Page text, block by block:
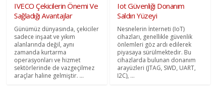
IVECO Çekicilerin Önemi Ve
Sağladığı Avantajlar
Günümüz dünyasında, çekiciler
sadece inşaat ve yıkım
alanlarında değil, aynı
zamanda kurtarma
operasyonları ve hizmet
sektörlerinde de vazgeçilmez
araçlar haline gelmiştir. ...
Iot Güvenliği Donanım
Saldırı Yüzeyi
Nesnelerin İnterneti (IoT)
cihazları, genellikle güvenlik
önlemleri göz ardı edilerek
piyasaya sürülmektedir. Bu
cihazlarda bulunan donanım
arayüzleri (JTAG, SWD, UART,
I2C), ...